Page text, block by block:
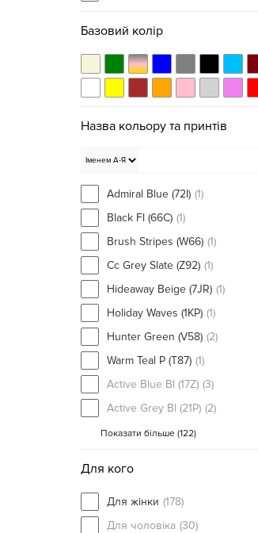
Базовий колір
Назва кольору та принтів
Admiral Blue (72I) (1)
Black Fl (66C) (1)
Brush Stripes (W66) (1)
Cc Grey Slate (Z92) (1)
Hideaway Beige (7JR) (1)
Holiday Waves (1KP) (1)
Hunter Green (V58) (2)
Warm Teal P (T87) (1)
Active Blue Bl (17Z) (3)
Active Grey Bl (21P) (2)
Показати більше (122)
Для кого
Для жінки (178)
Для чоловіка (30)